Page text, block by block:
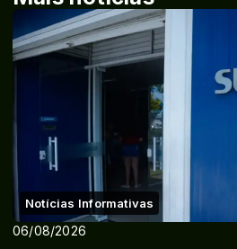
Notícias Informativas
06/08/2026